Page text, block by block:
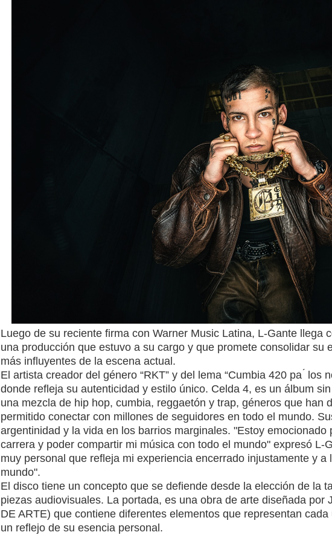
Luego de su reciente firma con Warner Music Latina, L-Gante llega
una producción que estuvo a su cargo y que promete consolidar su
más influyentes de la escena actual.
El artista creador del género “RKT” y del lema “Cumbia 420 pa ́ los
donde refleja su autenticidad y estilo único. Celda 4, es un álbum
una mezcla de hip hop, cumbia, reggaetón y trap, géneros que han
permitido conectar con millones de seguidores en todo el mundo.
argentinidad y la vida en los barrios marginales. "Estoy emocionado
carrera y poder compartir mi música con todo el mundo" expresó L-
muy personal que refleja mi experiencia encerrado injustamente y a
mundo".
El disco tiene un concepto que se defiende desde la elección de la
piezas audiovisuales. La portada, es una obra de arte diseñada por
DE ARTE) que contiene diferentes elementos que representan
un reflejo de su esencia personal.